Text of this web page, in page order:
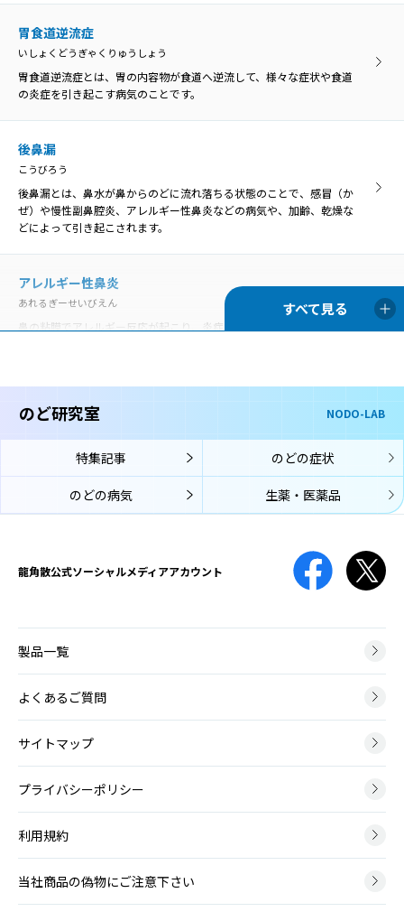
のどの違和感や異物感、閉塞感、圧迫感などを咽喉頭異常感と呼び、
原因がはっきり分かるものと、明らかな原因がないものに分けられま
す。
いんこうとうえん
口腔や鼻腔の奥にある咽頭と、首の真ん中あたりにある喉頭の両方で
炎症が起きることを咽喉頭炎といいます。
歯周病は、歯の周囲にプラーク（細菌の塊）が付着することが原因と
なって、歯茎に炎症が起きて赤くなったり、歯を支える骨が溶けて歯
がぐらぐらしたりする病気です。
舌苔（ぜったい）とは、舌表面に付着した白い苔（こけ）のような物
です。真っ白ではなく灰白色、黄白色のこともあります。
口腔咽頭カンジダ
こうくういんとうかんじだ
ランスが崩れてしまった時などに、口腔内にカンジダ菌が増殖して口
腔咽頭カンジダ症を引き起こします。
膿栓
のうせん
のどの扁桃には多数のくぼみがあります。そのくぼみに細菌やウイル
スの死骸、食べかすなどがたまって形成される白っぽい塊が膿栓で
咽頭がん
いんとうがん
咽頭とは鼻の奥から食道の上までの、空気や飲食物が通るところで
す。上から順に上咽頭・中咽頭・下咽頭に分けられ、いずれの部位に
もがんができます。
のどの違和感や異物感、閉塞感、圧迫感などを咽喉頭異常感と呼び、
原因がはっきり分かるものと、明らかな原因がないものに分けられま
す。
咽喉頭炎
いんこうとうえん
口腔や鼻腔の奥にある咽頭と、首の真ん中あたりにある喉頭の両方で
炎症が起きることを咽喉頭炎といいます。
声帯麻痺
せいたいまひ
声帯の動きを司っている「反回神経」に麻痺がおこり、声帯の動きが
悪くなる状態です。
声帯萎縮
せいたいけっせつ
声帯結節は、声帯に結節（ペンだこのようなもの）ができて、声の変
化が起こる病気です。
声帯ポリープ
る炎症や大声を出した時などに、声帯の血管から出血して、その修復
過程で形成されます。
ポリープ様声帯
ぽりーぷようせいたい
ポリープ様声帯とは、声帯の左右両側が全体的にむくんだように腫れ
吃音
きつおん
吃音（きつおん、どもり）とは、声を出す通り道に異常はみられませ
んが、滑らかな発話ができない言語障害です。
胃食道逆流症
いしょくどうぎゃくりゅうしょう
胃食道逆流症とは、胃の内容物が食道へ逆流して、様々な症状や食道
の炎症を引き起こす病気のことです。
後鼻漏
こうびろう
後鼻漏とは、鼻水が鼻からのどに流れ落ちる状態のことで、感冒（か
ぜ）や慢性副鼻腔炎、アレルギー性鼻炎などの病気や、加齢、乾燥な
どによって引き起こされます。
アレルギー性鼻炎
あれるぎーせいびえん
鼻の粘膜でアレルギー反応が起こり、炎症を生じる病気です。通年性
喉頭アレルギー
喉頭アレルギーでは、鼻や口からアレルゲン（アレルギーの原因物
質）が入り、喉頭の粘膜に到達してそこでアレルギー反応が起こり、
のどの症状が生じます。
やくざいせい
治療のために薬の服用や点滴をしても、期待する効果以外の有害な反
様々です。
しんけいきんしっかん
病気です。
脳血管障害後
脳血管障害とは、脳の血管がつまる脳梗塞と、脳の血管が破れる脳出
血・くも膜下出血のことで、その後遺症としてのどに症状がでること
があります。
のど研究室 NODO-LAB
特集記事 のどの症状
のどの病気 生薬・医薬品
龍角散公式ソーシャルメディアアカウント
製品一覧
よくあるご質問
サイトマップ
プライバシーポリシー
利用規約
当社商品の偽物にご注意下さい